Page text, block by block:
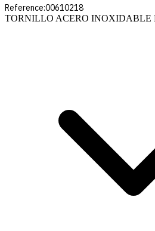
Reference:00610218
TORNILLO ACERO INOXIDABLE